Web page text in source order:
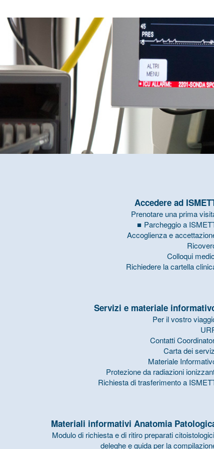
Accedere ad
Prenotare una prima
Parcheggio a
Accoglienza e
Colloqui
Richiedere la cartella
Servizi e materiale
Per il vostro
Contatti
Carta dei
Materiale
Protezione da radiazioni
Richiesta di trasferimento a
Materiali informativi Anatomia
Modulo di richiesta e di ritiro preparati
deleghe e guida per la